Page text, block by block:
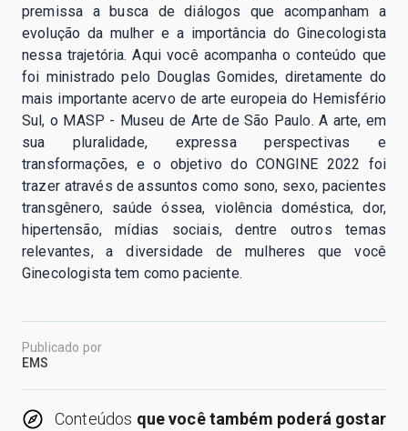
premissa a busca de diálogos que acompanham a
evolução da mulher e a importância do Ginecologista
nessa trajetória. Aqui você acompanha o conteúdo que
foi ministrado pelo Douglas Gomides, diretamente do
mais importante acervo de arte europeia do Hemisfério
Sul, o MASP - Museu de Arte de São Paulo. A arte, em
sua pluralidade, expressa perspectivas e
transformações, e o objetivo do CONGINE 2022 foi
trazer através de assuntos como sono, sexo, pacientes
transgênero, saúde óssea, violência doméstica, dor,
hipertensão, mídias sociais, dentre outros temas
relevantes, a diversidade de mulheres que você
Ginecologista tem como paciente.
Publicado por
EMS
Conteúdos que você também poderá gostar